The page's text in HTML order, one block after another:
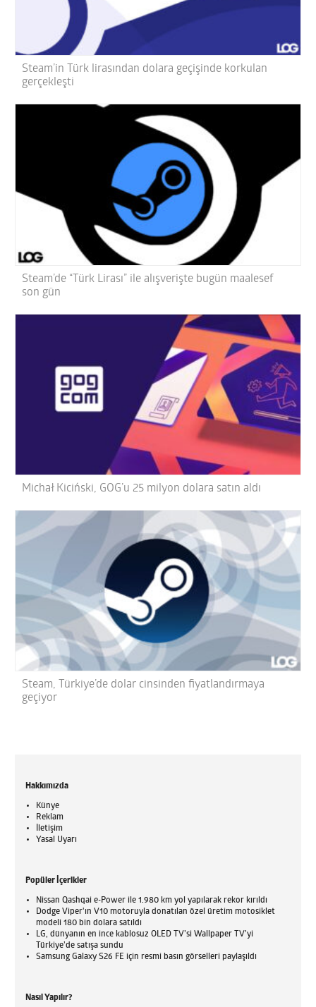
Steam’in Türk lirasından dolara geçişinde korkulan
gerçekleşti
Steam’de “Türk Lirası” ile alışverişte bugün maalesef
son gün
Michał Kiciński, GOG’u 25 milyon dolara satın aldı
Steam, Türkiye’de dolar cinsinden fiyatlandırmaya
geçiyor
Hakkımızda
Künye
Reklam
İletişim
Yasal Uyarı
Popüler İçerikler
Nissan Qashqai e-Power ile 1.980 km yol yapılarak rekor kırıldı
Dodge Viper'ın V10 motoruyla donatılan özel üretim motosiklet
modeli 180 bin dolara satıldı
LG, dünyanın en ince kablosuz OLED TV’si Wallpaper TV’yi
Türkiye’de satışa sundu
Samsung Galaxy S26 FE için resmi basın görselleri paylaşıldı
Nasıl Yapılır?